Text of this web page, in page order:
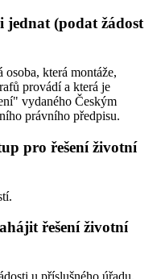
jednat (podat žádost
která montáže,
provádí a která je
vydaného Českým
právního předpisu.
pro řešení životní
řešení životní
u příslušného úřadu.